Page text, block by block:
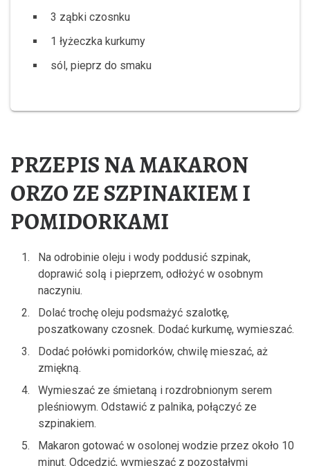
3 ząbki czosnku
1 łyżeczka kurkumy
sól, pieprz do smaku
PRZEPIS NA MAKARON
ORZO ZE SZPINAKIEM I
POMIDORKAMI
Na odrobinie oleju i wody poddusić szpinak,
doprawić solą i pieprzem, odłożyć w osobnym
naczyniu.
Dolać trochę oleju podsmażyć szalotkę,
poszatkowany czosnek. Dodać kurkumę, wymieszać.
Dodać połówki pomidorków, chwilę mieszać, aż
zmiękną.
Wymieszać ze śmietaną i rozdrobnionym serem
pleśniowym. Odstawić z palnika, połączyć ze
szpinakiem.
Makaron gotować w osolonej wodzie przez około 10
minut. Odcedzić, wymieszać z pozostałymi